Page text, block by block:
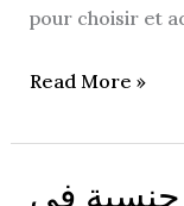
pour choisir et
Read More »
في
كيف